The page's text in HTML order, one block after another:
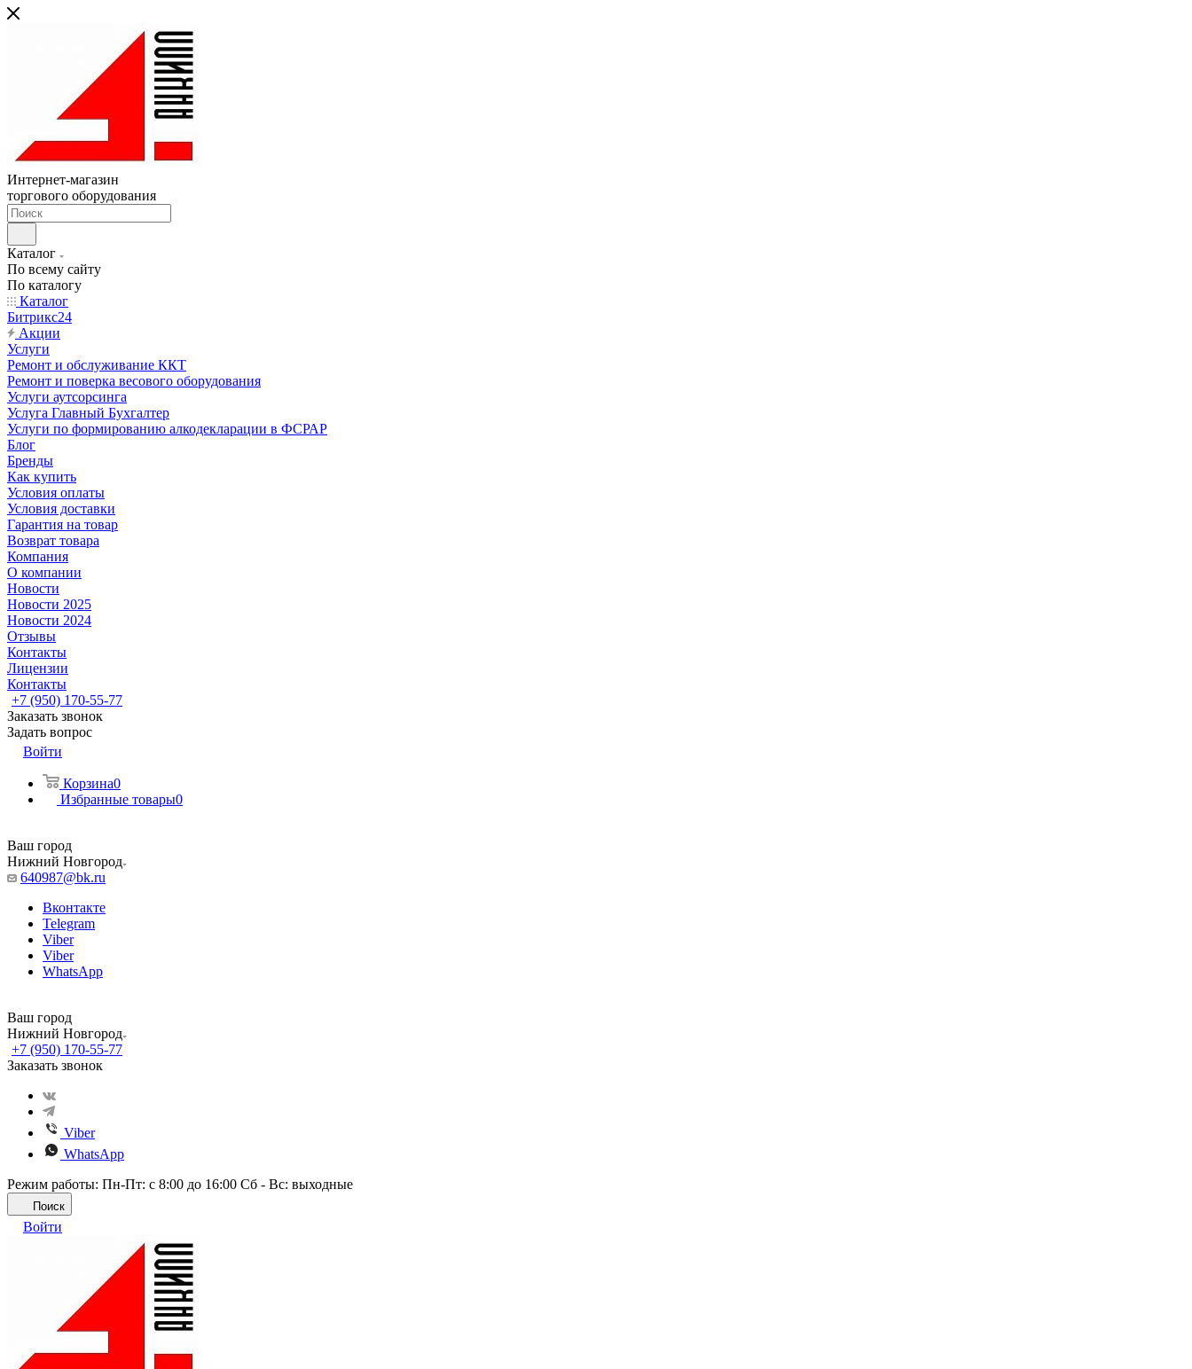
Интернет-магазин
торгового оборудования
Каталог
По всему сайту
По каталогу
Каталог
Битрикс24
Акции
Услуги
Ремонт и обслуживание ККТ
Ремонт и поверка весового оборудования
Услуги аутсорсинга
Услуга Главный Бухгалтер
Услуги по формированию алкодекларации в ФСРАР
Блог
Бренды
Как купить
Условия оплаты
Условия доставки
Гарантия на товар
Возврат товара
Компания
О компании
Новости
Новости 2025
Новости 2024
Отзывы
Контакты
Лицензии
Контакты
+7 (950) 170-55-77
Заказать звонок
Задать вопрос
Войти
Корзина0
Избранные товары0
Ваш город
Нижний Новгород
640987@bk.ru
Вконтакте
Telegram
Viber
Viber
WhatsApp
Ваш город
Нижний Новгород
+7 (950) 170-55-77
Заказать звонок
Viber
WhatsApp
Режим работы: Пн-Пт: с 8:00 до 16:00 Сб - Вс: выходные
Поиск
Войти